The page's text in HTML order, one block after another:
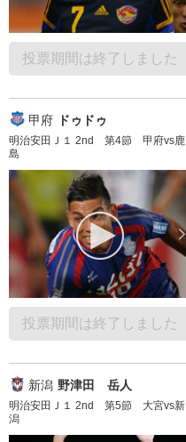
投票期間は終了しました
甲府 ドゥドゥ
明治安田Ｊ１ 2nd 第4節 甲府vs鹿
島
投票期間は終了しました
新潟 野津田 岳人
明治安田Ｊ１ 2nd 第5節 大宮vs新
潟